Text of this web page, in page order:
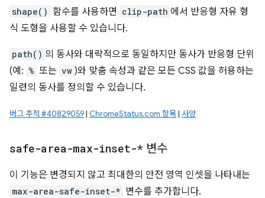
shape() 함수를 사용하면 clip-path 에서 반응형 자유 형
식 도형을 사용할 수 있습니다.
path() 의 동사와 대략적으로 동일하지만 동사가 반응형 단위
(예: % 또는 vw )와 맞춤 속성과 같은 모든 CSS 값을 허용하는
일련의 동사를 정의할 수 있습니다.
버그 추적 #40829059| ChromeStatus.com 항목| 사양
safe-area-max-inset-* 변수
이 기능은 변경되지 않고 최대한의 안전 영역 인셋을 나타내는
max-area-safe-inset-* 변수를 추가합니다.